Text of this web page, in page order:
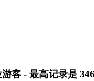
游客 - 最高记录是